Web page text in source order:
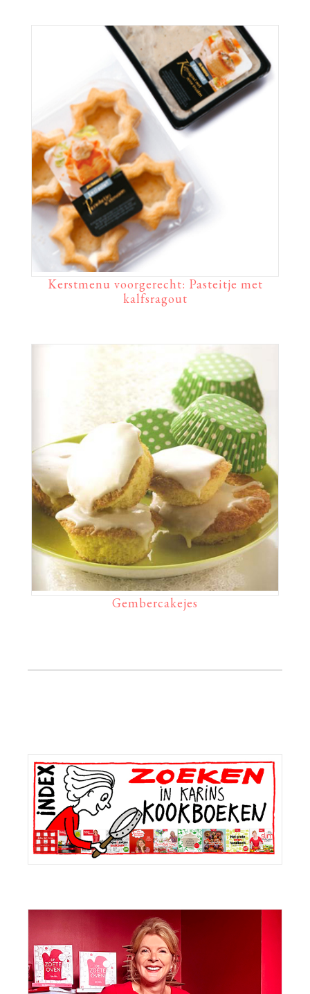
Kerstmenu voorgerecht: Pasteitje met
kalfsragout
Gembercakejes
Primaire
Sidebar